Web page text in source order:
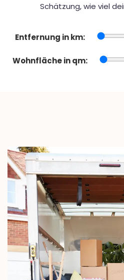
Schätzung, wie viel
Entfernung in km:
Wohnfläche in qm: